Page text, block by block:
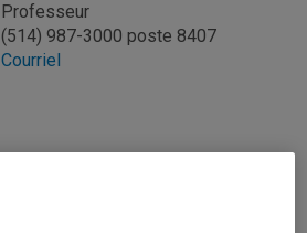
Professeur
(514) 987-3000 poste 8407
Courriel